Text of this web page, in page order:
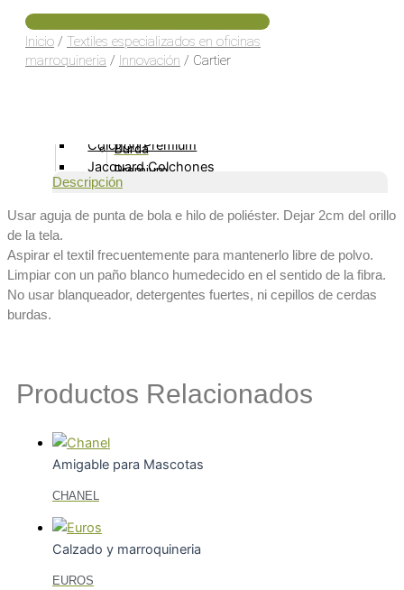
Premium
Velvet
Burda
Premium
Cortinería
Jacquard
Blackout
Velos
Colchón
Unicolor
Velos Premium
Blackout
Colchón Premium
Jacquard Colchones
Tricot
Tejido de Punto
Género
Matelasse
Pisos y Recubrimientos
Exterior Premium
Textiles especializados para
y marroquinería
Desempeño superior
Innovación
Textiles recubiertos
Tecnologías
Contáctese con su asesor más cercano
Inicio / Textiles especializados en oficinas
marroquineria / Innovación / Cartier
Descripción
Usar aguja de punta de bola e hilo de poliéster. Dejar 2cm del orillo
de la tela.
Aspirar el textil frecuentemente para mantenerlo libre de polvo.
Limpiar con un paño blanco humedecido en el sentido de la fibra.
No usar blanqueador, detergentes fuertes, ni cepillos de cerdas
burdas.
Productos Relacionados
Amigable para Mascotas
CHANEL
Calzado y marroquineria
EUROS